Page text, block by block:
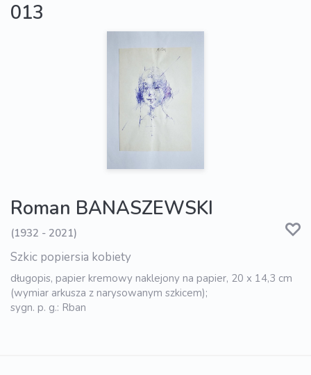
013
Roman BANASZEWSKI
(1932 - 2021)
Szkic popiersia kobiety
długopis, papier kremowy naklejony na papier, 20 x 14,3 cm
(wymiar arkusza z narysowanym szkicem);
sygn. p. g.: Rban